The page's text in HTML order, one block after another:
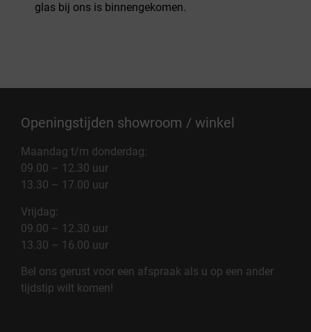
glas bij ons is binnengekomen.
Openingstijden showroom / winkel
Maandag t/m donderdag:
09.00 – 12.30 uur
13.30 – 17.00 uur
Vrijdag:
09.00 – 12.30 uur
13.30 – 16.00 uur
Bel ons gerust voor een afspraak als u op een ander
tijdstip wilt komen!